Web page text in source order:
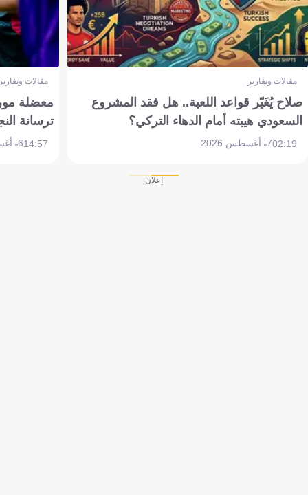
مقالات وتقارير
صلاح يُغَيّر قواعد اللعبة.. هل فقد المشروع
السعودي هيبته أمام الدهاء التركي؟
02:197 أغسطس 2026
مقالات
معضلة
ترسانة
14:576 أغسطس 2026
إعلان